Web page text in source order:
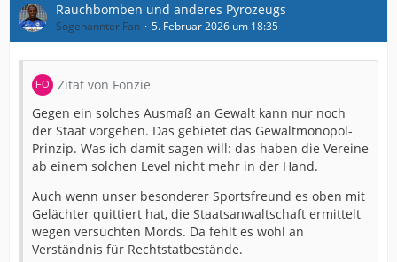
Rauchbomben und anderes Pyrozeugs
Sogenannter Fan 5. Februar 2026 um 18:35
Zitat von Fonzie
Gegen ein solches Ausmaß an Gewalt kann nur noch
der Staat vorgehen. Das gebietet das Gewaltmonopol-
Prinzip. Was ich damit sagen will: das haben die Vereine
ab einem solchen Level nicht mehr in der Hand.
Auch wenn unser besonderer Sportsfreund es oben mit
Gelächter quittiert hat, die Staatsanwaltschaft ermittelt
wegen versuchten Mords. Da fehlt es wohl an
Verständnis für Rechtstatbestände.